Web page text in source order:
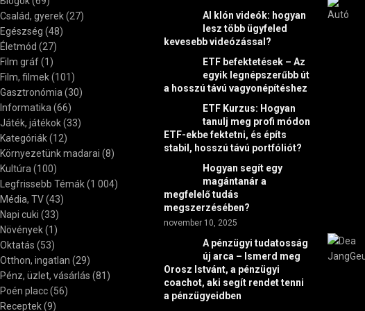
Család, gyerek(27)
Egészség (48)
Életmód (27)
Film gráf(1)
Film, filmek(101)
Gasztronómia (30)
Informatika (66)
Játék, játékok(33)
Kategóriák(12)
Környezetünk madarai (8)
Kultúra (100)
Legfrissebb Témák(1 004)
Média, TV(43)
Napi cuki (33)
Növények(1)
Oktatás (53)
Otthon, ingatlan (29)
Pénz, üzlet, vásárlás (81)
Poén placc(56)
Receptek(9)
AI klón videók: hogyan
lesz több ügyfeled
kevesebb videózással?
ETF befektetések – Az
egyik legnépszerűbb út
a hosszú távú vagyonépítéshez
ETF Kurzus: Hogyan
tanulj meg profi módon
ETF-ekbe fektetni, és építs
stabil, hosszú távú portfóliót?
Hogyan segít egy
magántanár a
megfelelő tudás
megszerzésében?
november 10, 2025
A pénzügyi tudatosság
új arca – Ismerd meg
Orosz Istvánt, a pénzügyi
coachot, aki segít rendet tenni
a pénzügyeidben